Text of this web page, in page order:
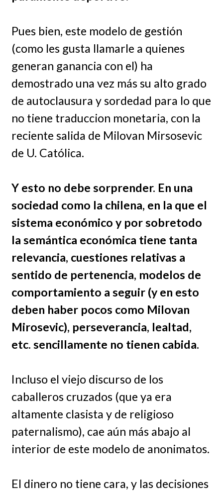
Pues bien, este modelo de gestión
(como les gusta llamarle a quienes
generan ganancia con el) ha
demostrado una vez más su alto grado
de autoclausura y sordedad para lo que
no tiene traduccion monetaria, con la
reciente salida de Milovan Mirsosevic
de U. Católica.
Y esto no debe sorprender. En una
sociedad como la chilena, en la que el
sistema económico y por sobretodo
la semántica económica tiene tanta
relevancia, cuestiones relativas a
sentido de pertenencia, modelos de
comportamiento a seguir (y en esto
deben haber pocos como Milovan
Mirosevic), perseverancia, lealtad,
etc. sencillamente no tienen cabida.
Incluso el viejo discurso de los
caballeros cruzados (que ya era
altamente clasista y de religioso
paternalismo), cae aún más abajo al
interior de este modelo de anonimatos.
El dinero no tiene cara, y las decisiones